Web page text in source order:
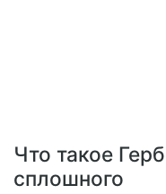
Что такое
сплошного